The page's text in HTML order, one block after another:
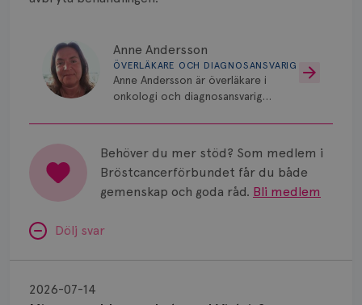
Anne Andersson
ÖVERLÄKARE OCH DIAGNOSANSVARIG
Anne Andersson är överläkare i
onkologi och diagnosansvarig
Universitetssjukhus i Umeå.
Behöver du mer stöd? Som medlem i
Bröstcancerförbundet får du både
gemenskap och goda råd. Bli medlem
Dölj svar
2026-07-14